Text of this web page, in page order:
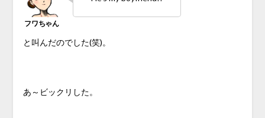
と叫んだのでした(笑)。
あ～ビックリした。